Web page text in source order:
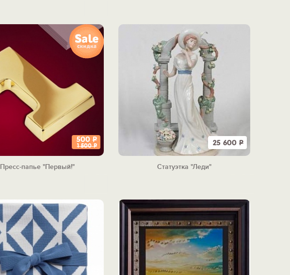
500Р
1 500Р
Пресс-папье "Первый!"
25 600 Р
Статуэтка "Леди"